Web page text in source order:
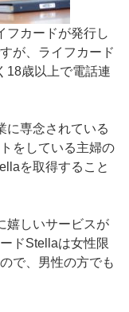
フカードが発行し
が、ライフカード
18歳以上で電話連
に専念されている
をしている主婦の
を取得すること
嬉しいサービスが
ドStellaは女性限
で、男性の方でも